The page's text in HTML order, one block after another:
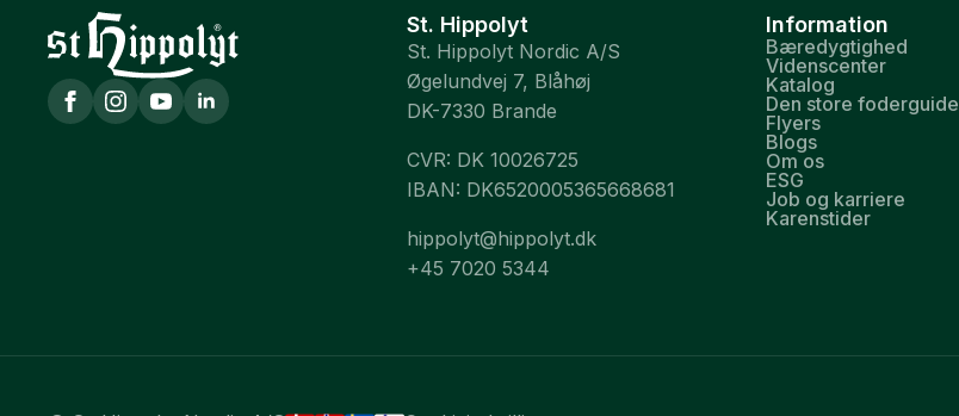
St. Hippolyt
St. Hippolyt Nordic A/S
Øgelundvej 7, Blåhøj
DK-7330 Brande
CVR: DK 10026725
IBAN: DK6520005365668681
hippolyt@hippolyt.dk
+45 7020 5344
Information
Bæredygtighed
Videnscenter
Katalog
Den store foderguide
Flyers
Blogs
Om os
ESG
Job og karriere
Karenstider